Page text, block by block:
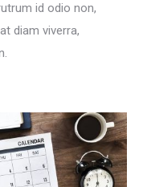
id odio non,
diam viverra,